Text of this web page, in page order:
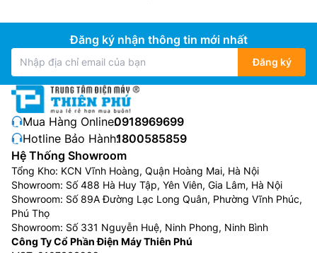
Đăng ký nhận thông tin mới nhất
Đăng ký
Mua Hàng Online:0918969699
Hotline Bảo Hành:1800585859
Hệ Thống Showroom
Tổng Kho: KCN Vĩnh Hoàng, Quận Hoàng Mai, Hà Nội
Showroom: Số 488 Hà Huy Tập, Yên Viên, Gia Lâm, Hà Nội
Showroom: Số 89A Đường Lạc Long Quân, Phường Vĩnh Phúc,
Phú Thọ
Showroom: Số 331 Nguyễn Huệ, Ninh Phong, Ninh Bình
Công Ty Cổ Phần Điện Máy Thiên Phú